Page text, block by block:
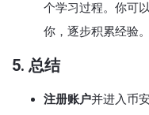
个学习过程。你可
你，逐步积累经验。
5. 总结
注册账户并进入币